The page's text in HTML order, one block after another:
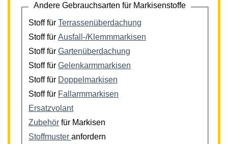
Andere Gebrauchsarten für Markisenstoffe
Stoff für Terrassenüberdachung
Stoff für Ausfall-/Klemmmarkisen
Stoff für Gartenüberdachung
Stoff für Gelenkarmmarkisen
Stoff für Doppelmarkisen
Stoff für Fallarmmarkisen
Ersatzvolant
Zubehör für Markisen
Stoffmuster anfordern